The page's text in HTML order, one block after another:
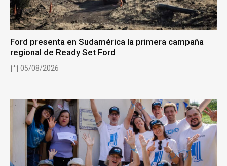
Ford presenta en Sudamérica la primera campaña
regional de Ready Set Ford
05/08/2026